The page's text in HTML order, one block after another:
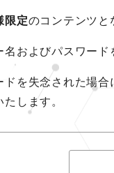
限定のコンテンツと
およびパスワード
を失念された場
します。